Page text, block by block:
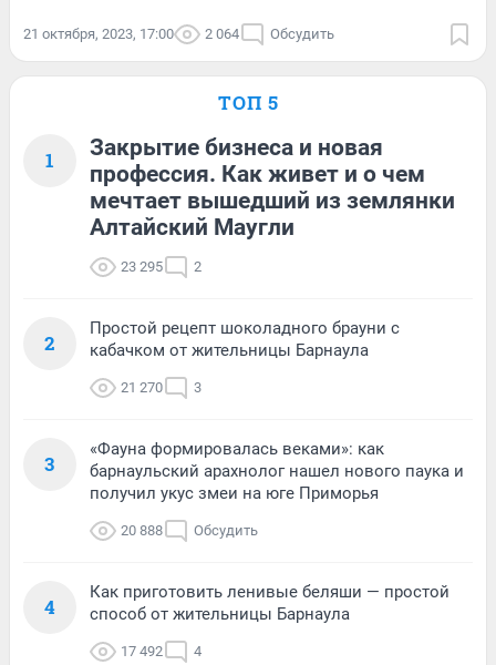
21 октября, 2023, 17:00 2 064 Обсудить
ТОП 5
1
Закрытие бизнеса и новая
профессия. Как живет и о чем
мечтает вышедший из землянки
Алтайский Маугли
23 295 2
2
Простой рецепт шоколадного брауни с
кабачком от жительницы Барнаула
21 270 3
3
«Фауна формировалась веками»: как
барнаульский арахнолог нашел нового паука и
получил укус змеи на юге Приморья
20 888 Обсудить
4
Как приготовить ленивые беляши — простой
способ от жительницы Барнаула
17 492 4